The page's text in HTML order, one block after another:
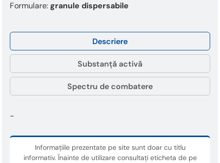
Formulare:granule dispersabile
Descriere
-
Substanță activă
Spectru de combatere
Informațiile prezentate pe site sunt doar cu titlu
informativ. Înainte de utilizare consultați eticheta de pe